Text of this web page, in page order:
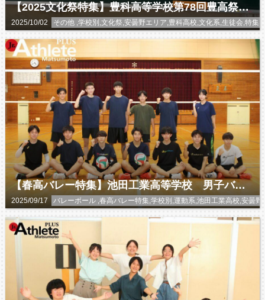
【2025文化祭特集】豊科高等学校第78回豊高祭 能登半島復興支援ブース
2025/10/02 その他 ,学校別,文化祭,安曇野エリア,豊科高校,文化系,生徒会,特集,
【春高バレー特集】池田工業高等学校 男子バレーボール部
2025/09/17 バレーボール ,春高バレー特集,学校別,運動系,池田工業高校,安曇